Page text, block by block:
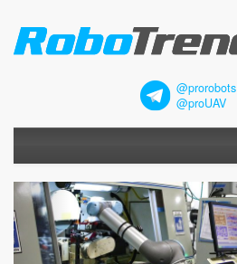
@prorobots
@proUAV